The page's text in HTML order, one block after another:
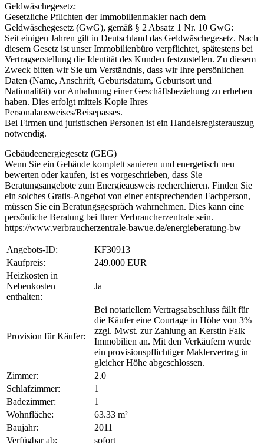
Geldwäschegesetz:
Gesetzliche Pflichten der Immobilienmakler nach dem
Geldwäschegesetz (GwG), gemäß § 2 Absatz 1 Nr. 10 GwG:
Seit einigen Jahren gilt in Deutschland das Geldwäschegesetz. Nach
diesem Gesetz ist unser Immobilienbüro verpflichtet, spätestens bei
Vertragserstellung die Identität des Kunden festzustellen. Zu diesem
Zweck bitten wir Sie um Verständnis, dass wir Ihre persönlichen
Daten (Name, Anschrift, Geburtsdatum, Geburtsort und
Nationalität) vor Anbahnung einer Geschäftsbeziehung zu erheben
haben. Dies erfolgt mittels Kopie Ihres
Personalausweises/Reisepasses.
Bei Firmen und juristischen Personen ist ein Handelsregisterauszug
notwendig.
Gebäudeenergiegesetz (GEG)
Wenn Sie ein Gebäude komplett sanieren und energetisch neu
bewerten oder kaufen, ist es vorgeschrieben, dass Sie
Beratungsangebote zum Energieausweis recherchieren. Finden Sie
ein solches Gratis-Angebot von einer entsprechenden Fachperson,
müssen Sie ein Beratungsgespräch wahrnehmen. Dies kann eine
persönliche Beratung bei Ihrer Verbraucherzentrale sein.
https://www.verbraucherzentrale-bawue.de/energieberatung-bw
Angebots-ID:
KF30913
Kaufpreis:
249.000 EUR
Heizkosten in
Nebenkosten
enthalten:
Ja
Provision für Käufer:
Bei notariellem Vertragsabschluss fällt für
die Käufer eine Courtage in Höhe von 3%
zzgl. Mwst. zur Zahlung an Kerstin Falk
Immobilien an. Mit den Verkäufern wurde
ein provisionspflichtiger Maklervertrag in
gleicher Höhe abgeschlossen.
Zimmer:
2.0
Schlafzimmer:
1
Badezimmer:
1
Wohnfläche:
63.33 m²
Baujahr:
2011
Verfügbar ab:
sofort